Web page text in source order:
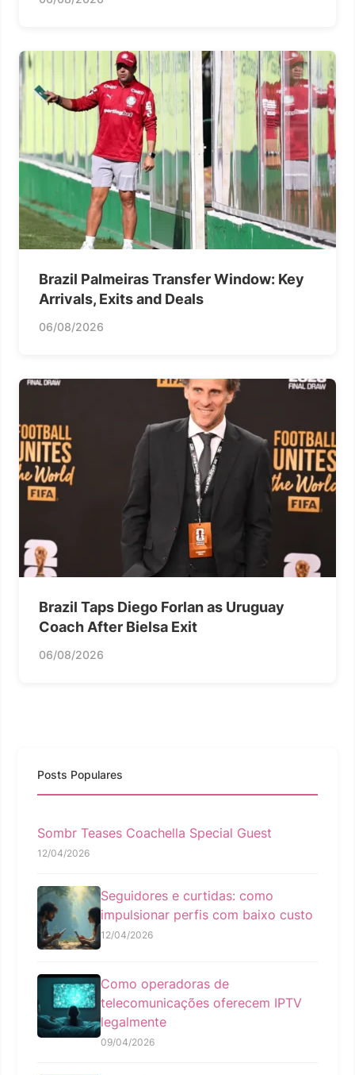
Brazil Palmeiras Transfer Window: Key
Arrivals, Exits and Deals
06/08/2026
Brazil Taps Diego Forlan as Uruguay
Coach After Bielsa Exit
06/08/2026
Posts Populares
Sombr Teases Coachella Special Guest
12/04/2026
Seguidores e curtidas: como
impulsionar perfis com baixo custo
12/04/2026
Como operadoras de
telecomunicações oferecem IPTV
legalmente
09/04/2026